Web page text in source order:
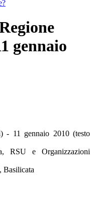
gennaio
- 11 gennaio 2010 (testo
RSU e Organizzazioni
Basilicata